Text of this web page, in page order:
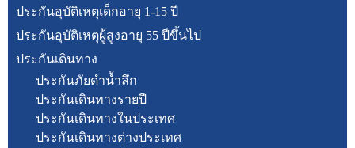
ประกันอุบัติเหตุเด็กอายุ 1-15 ปี
ประกันอุบัติเหตุผู้สูงอายุ 55 ปีขึ้นไป
ประกันเดินทาง
ประกันภัยดำน้ำลึก
ประกันเดินทางรายปี
ประกันเดินทางในประเทศ
ประกันเดินทางต่างประเทศ